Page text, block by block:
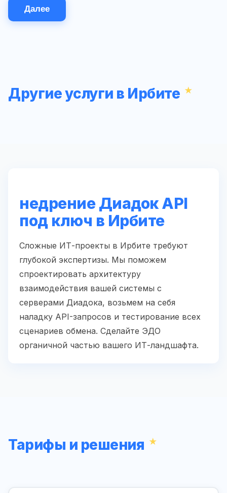
Далее
Другие услуги в Ирбите
недрение Диадок API
под ключ в Ирбите
Сложные ИТ-проекты в Ирбите требуют
глубокой экспертизы. Мы поможем
спроектировать архитектуру
взаимодействия вашей системы с
серверами Диадока, возьмем на себя
наладку API-запросов и тестирование всех
сценариев обмена. Сделайте ЭДО
органичной частью вашего ИТ-ландшафта.
Тарифы и решения